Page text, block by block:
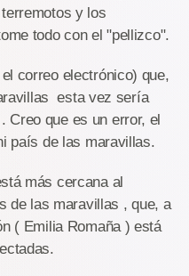
y los
todo con el "pellizco".
correo electrónico) que,
esta vez sería
Creo que es un error, el
país de las maravillas.
más cercana al
de las maravillas , que, a
( Emilia Romaña ) está